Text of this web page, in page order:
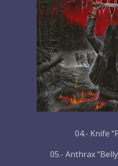
04.- Knife
05.- Anthrax